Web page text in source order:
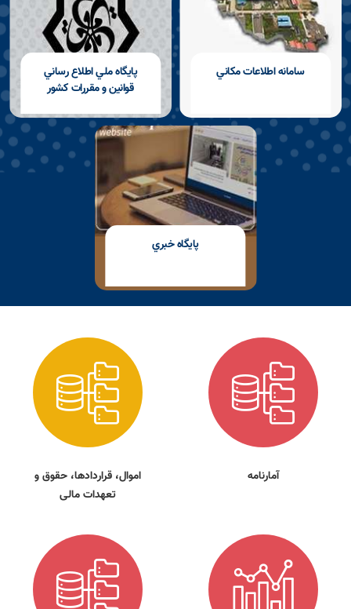
سامانه اطلاعات مكاني
پايگاه ملي اطلاع رساني
قوانين و مقررات كشور
پايگاه خبري
آمارنامه
اموال، قراردادها، حقوق و
تعهدات مالی